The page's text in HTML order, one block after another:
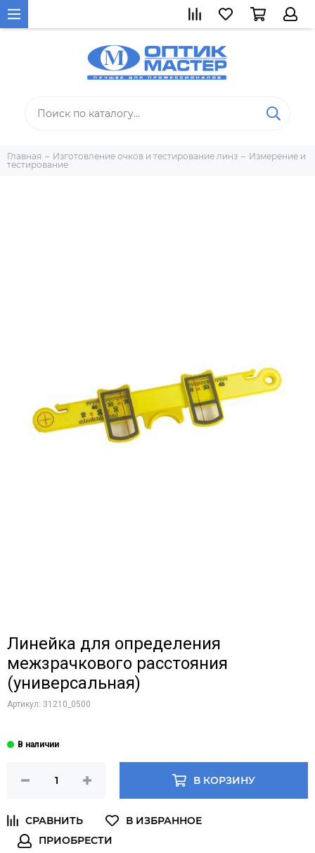
Главная Изготовление очков и тестирование линз
Измерение и
тестирование
Линейка для определения
межзрачкового расстояния
(универсальная)
Артикул: 31210_0500
В КОРЗИНУ